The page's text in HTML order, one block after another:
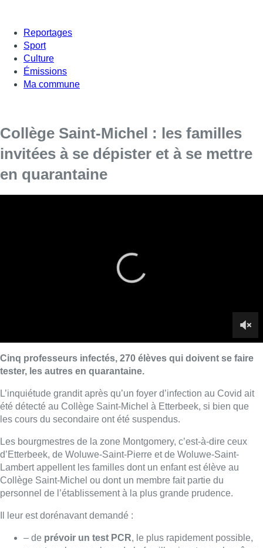
Reportages
Sport
Culture
Émissions
Ma commune
Collège Saint-Michel : les familles
invitées à se dépister et à se mettre
en quarantaine
les cours du secondaire ont été suspendus.
Les bourgmestres de la zone Montgomery, c’est-à-dire ceux
Lambert appellent les familles dont un enfant est élève au
personnel de l’établissement à la plus grande prudence.
Il leur est dorénavant demandé :
pour tous les membres de la famille vivant sous le même
toit,et d’effectuer un second test PCR 7 jours plus
tard;
l’obtention du résultat négatif du second test PCR ;
– degarder à la maison leurs enfants scolarisés dans
d’autres établissementsscolaires.
Il leur est également demandé évidemment de respecter toutes
du virus.
► Lire aussi :Fermeture du collège St-Michel : la commune